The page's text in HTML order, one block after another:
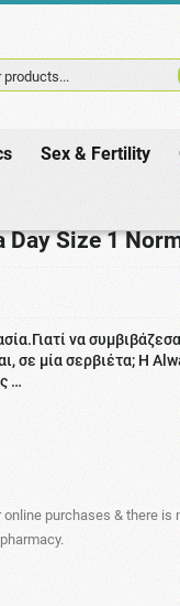
products...
Sex & Fertility
Day Size 1
να
σε μία σερβιέτα; Η
…
purchases & there